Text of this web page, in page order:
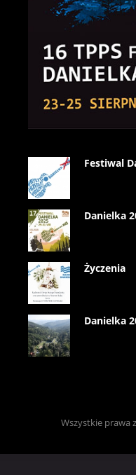
Festiwal
Danielka
Życzenia
Danielka
Wszystkie prawa